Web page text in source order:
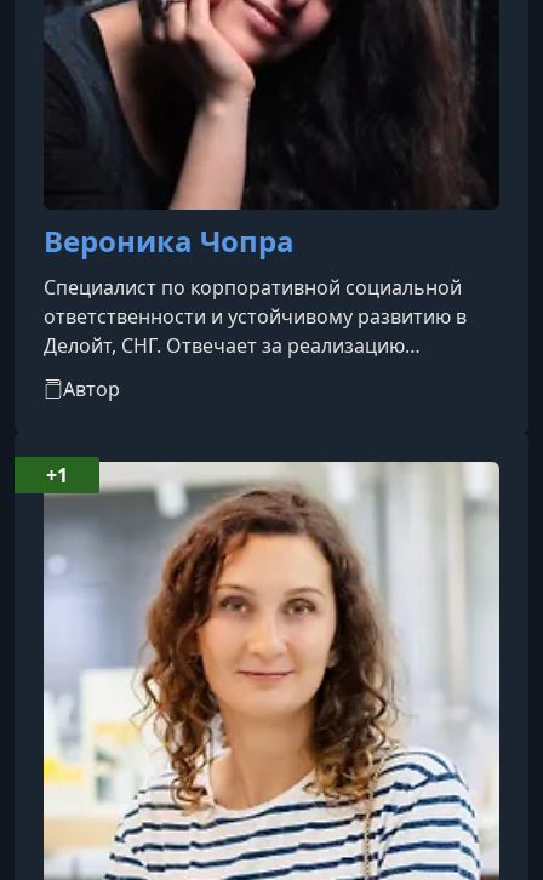
Вероника Чопра
Специалист по корпоративной социальной
ответственности и устойчивому развитию в
Делойт, СНГ. Отвечает за реализацию
стратегии корпоративной социальной
ответственности и устойчивого развития
устойчивого развития с 2015 года. Имеет опыт
работы социальным репортером на
Конференции ООН по окружающей среде, где
было принято знаменитое Парижское
соглашение об изменении климата.
Участвовала в дискуссиях на конференци
Автор
+1